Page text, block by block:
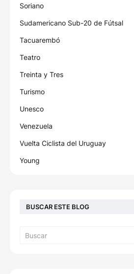
Soriano
Sudamericano Sub-20 de Fútsal
Tacuarembó
Teatro
Treinta y Tres
Turismo
Unesco
Venezuela
Vuelta Ciclista del Uruguay
Young
BUSCAR ESTE BLOG